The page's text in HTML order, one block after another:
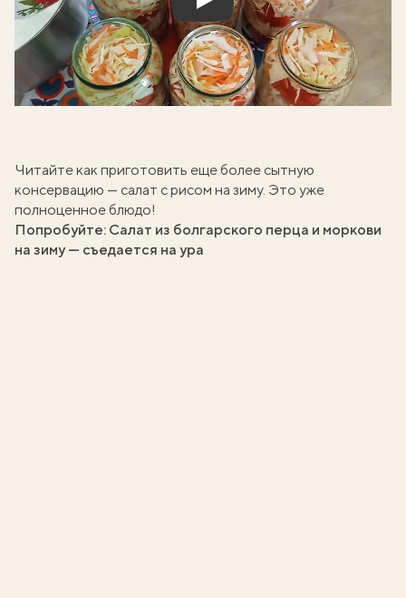
Play
Читайте как приготовить еще более сытную
консервацию — салат с рисом на зиму. Это уже
полноценное блюдо!
Попробуйте: Салат из болгарского перца и моркови
на зиму — съедается на ура